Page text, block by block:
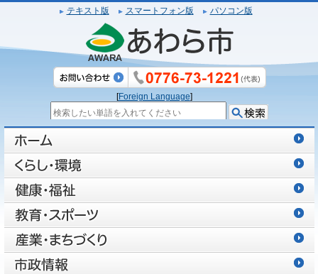
テキスト版 スマートフォン版 パソコン版
[Foreign Language]